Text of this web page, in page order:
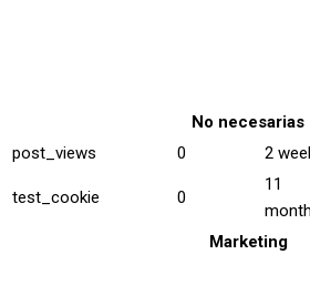
No necesarias
post_views
0 2
test_cookie 0
11
Marketing